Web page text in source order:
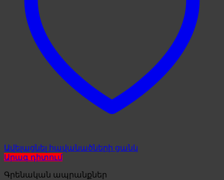
Ավելացնել հավանածների ցանկ
Արագ դիտում
Գրենական ապրանքներ